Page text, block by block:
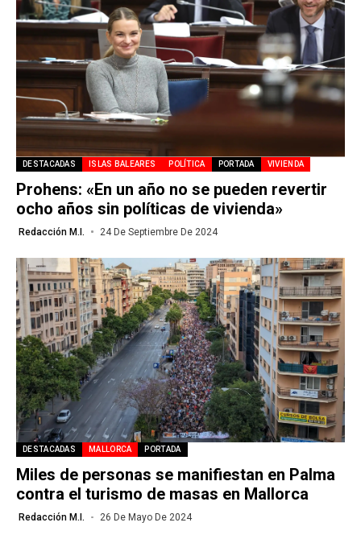
DESTACADAS ISLAS BALEARES POLÍTICA PORTADA VIVIENDA
Prohens: «En un año no se pueden revertir
ocho años sin políticas de vivienda»
Redacción M.I. 24 De Septiembre De 2024
DESTACADAS MALLORCA PORTADA
Miles de personas se manifiestan en Palma
contra el turismo de masas en Mallorca
Redacción M.I. 26 De Mayo De 2024